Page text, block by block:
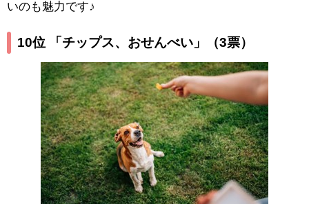
いのも魅力です♪
10位 「チップス、おせんべい」 （3票）